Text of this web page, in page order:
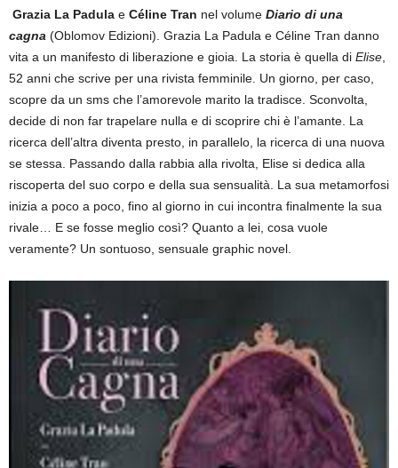
Grazia La Padula e Céline Tran nel volume Diario di una
cagna (Oblomov Edizioni). Grazia La Padula e Céline Tran danno
vita a un manifesto di liberazione e gioia. La storia è quella di Elise,
52 anni che scrive per una rivista femminile. Un giorno, per caso,
scopre da un sms che l’amorevole marito la tradisce. Sconvolta,
decide di non far trapelare nulla e di scoprire chi è l’amante. La
ricerca dell’altra diventa presto, in parallelo, la ricerca di una nuova
se stessa. Passando dalla rabbia alla rivolta, Elise si dedica alla
riscoperta del suo corpo e della sua sensualità. La sua metamorfosi
inizia a poco a poco, fino al giorno in cui incontra finalmente la sua
rivale… E se fosse meglio così? Quanto a lei, cosa vuole
veramente? Un sontuoso, sensuale graphic novel.